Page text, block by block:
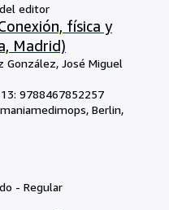
editor
física y
Madrid)
González, José Miguel
13: 9788467852257
medimops, Berlin,
- Regular